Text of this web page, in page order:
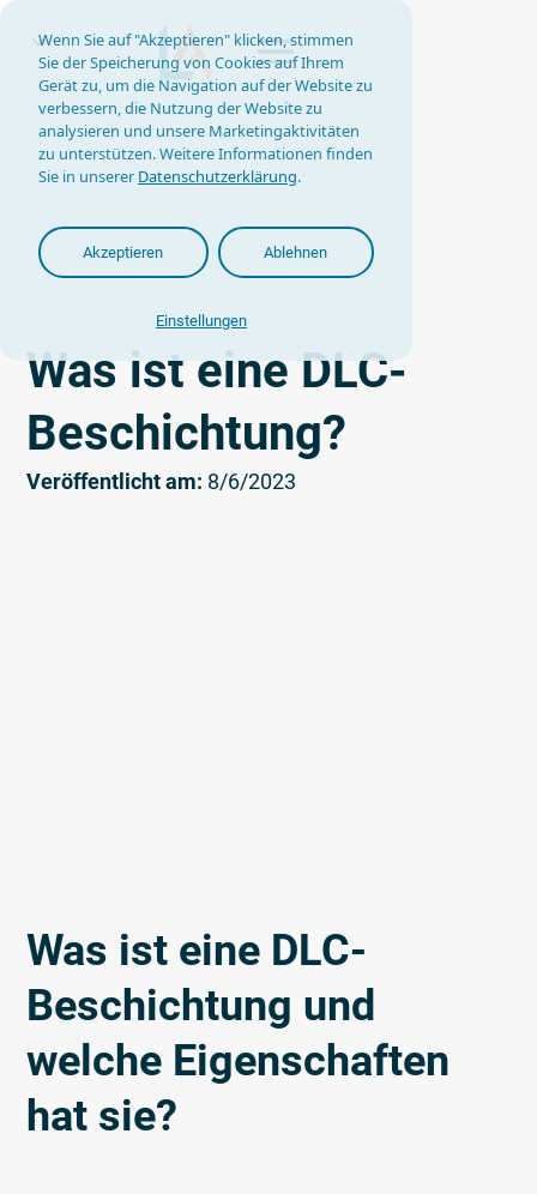
Wenn Sie auf "Akzeptieren" klicken, stimmen
Sie der Speicherung von Cookies auf Ihrem
Gerät zu, um die Navigation auf der Website zu
verbessern, die Nutzung der Website zu
analysieren und unsere Marketingaktivitäten
zu unterstützen. Weitere Informationen finden
Sie in unserer Datenschutzerklärung.
Akzeptieren Ablehnen
Einstellungen
Was ist eine DLC-
Beschichtung?
Veröffentlicht am: 8/6/2023
Was ist eine DLC-
Beschichtung und
welche Eigenschaften
hat sie?